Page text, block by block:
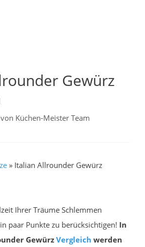
Gewürz
von Küchen-Meister Team
» Italian Allrounder Gewürz
Ihrer Träume Schlemmen
paar Punkte zu berücksichtigen! In
Gewürz Vergleich werden